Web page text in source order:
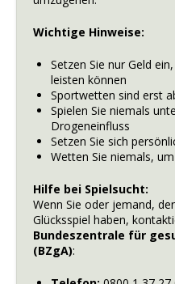
Wichtige Hinweise:
Setzen Sie nur Geld
leisten können
Sportwetten sind erst
Spielen Sie niemals
Drogeneinfluss
Setzen Sie sich
Wetten Sie niemals,
Hilfe bei Spielsucht:
Wenn Sie oder jemand,
Glücksspiel haben,
Bundeszentrale für
(BZgA):